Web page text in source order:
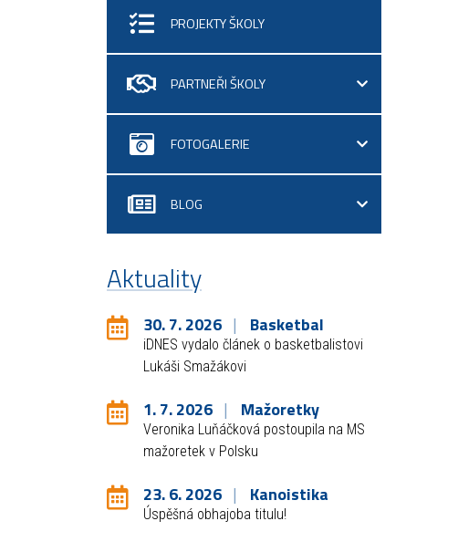
PROJEKTY ŠKOLY
PARTNEŘI ŠKOLY
FOTOGALERIE
BLOG
Aktuality
30. 7. 2026 Basketbal
iDNES vydalo článek o basketbalistovi
Lukáši Smažákovi
1. 7. 2026 Mažoretky
Veronika Luňáčková postoupila na MS
mažoretek v Polsku
23. 6. 2026 Kanoistika
Úspěšná obhajoba titulu!